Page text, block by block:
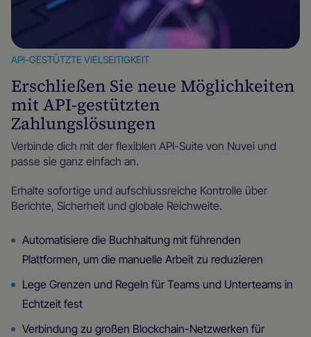
API-GESTÜTZTE VIELSEITIGKEIT
Erschließen Sie neue Möglichkeiten
mit API-gestützten
Zahlungslösungen
Verbinde dich mit der flexiblen API-Suite von Nuvei und
passe sie ganz einfach an.
Erhalte sofortige und aufschlussreiche Kontrolle über
Berichte, Sicherheit und globale Reichweite.
Automatisiere die Buchhaltung mit führenden
Plattformen, um die manuelle Arbeit zu reduzieren
Lege Grenzen und Regeln für Teams und Unterteams in
Echtzeit fest
Verbindung zu großen Blockchain-Netzwerken für